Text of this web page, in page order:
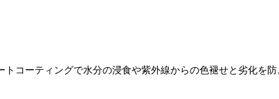
コーティングで水分の浸食や紫外線からの色褪せと劣化を